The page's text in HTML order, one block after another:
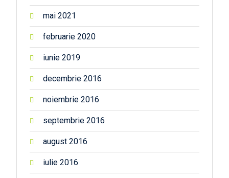
mai 2021
februarie 2020
iunie 2019
decembrie 2016
noiembrie 2016
septembrie 2016
august 2016
iulie 2016